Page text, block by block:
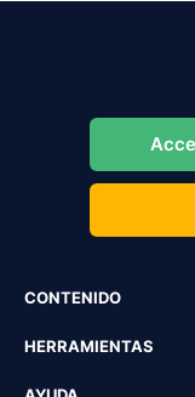
CONTENIDO
HERRAMIENTAS